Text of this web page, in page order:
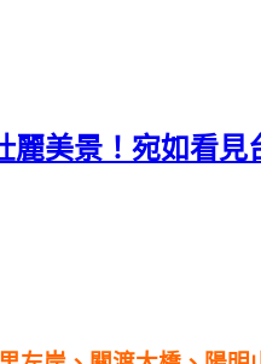
美景！宛如看見